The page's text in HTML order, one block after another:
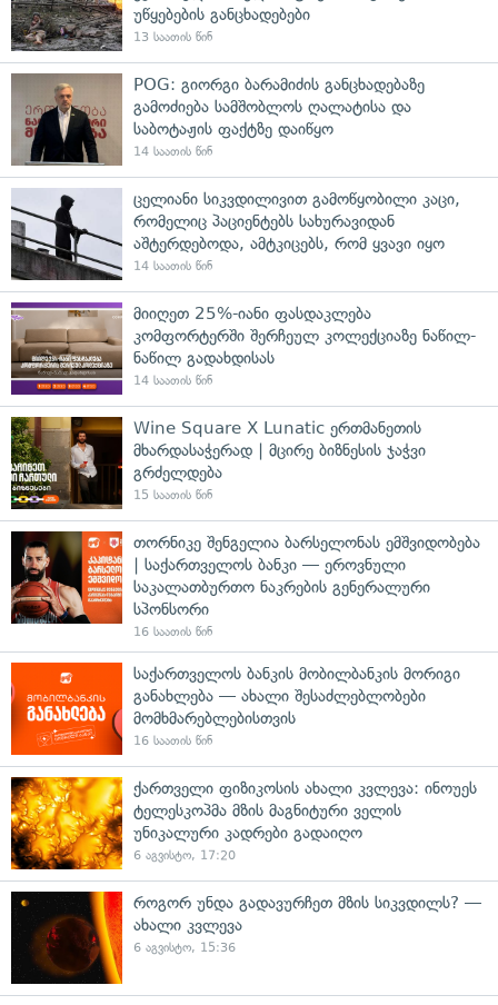
უწყებების განცხადებები
13 საათის წინ
POG: გიორგი ბარამიძის განცხადებაზე
გამოძიება სამშობლოს ღალატისა და
საბოტაჟის ფაქტზე დაიწყო
14 საათის წინ
ცელიანი სიკვდილივით გამოწყობილი კაცი,
რომელიც პაციენტებს სახურავიდან
აშტერდებოდა, ამტკიცებს, რომ ყვავი იყო
14 საათის წინ
მიიღეთ 25%-იანი ფასდაკლება
კომფორტერში შერჩეულ კოლექციაზე ნაწილ-
ნაწილ გადახდისას
14 საათის წინ
Wine Square X Lunatic ერთმანეთის
მხარდასაჭერად | მცირე ბიზნესის ჯაჭვი
გრძელდება
15 საათის წინ
თორნიკე შენგელია ბარსელონას ემშვიდობება
| საქართველოს ბანკი — ეროვნული
საკალათბურთო ნაკრების გენერალური
სპონსორი
16 საათის წინ
საქართველოს ბანკის მობილბანკის მორიგი
განახლება — ახალი შესაძლებლობები
მომხმარებლებისთვის
16 საათის წინ
ქართველი ფიზიკოსის ახალი კვლევა: ინოუეს
ტელესკოპმა მზის მაგნიტური ველის
უნიკალური კადრები გადაიღო
6 აგვისტო, 17:20
როგორ უნდა გადავურჩეთ მზის სიკვდილს? —
ახალი კვლევა
6 აგვისტო, 15:36